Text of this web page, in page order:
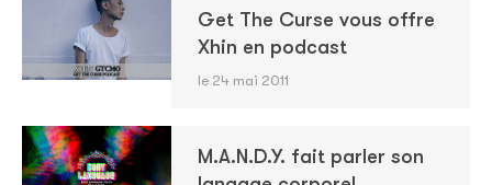
Get The Curse vous offre
Xhin en podcast
le 24 mai 2011
M.A.N.D.Y. fait parler son